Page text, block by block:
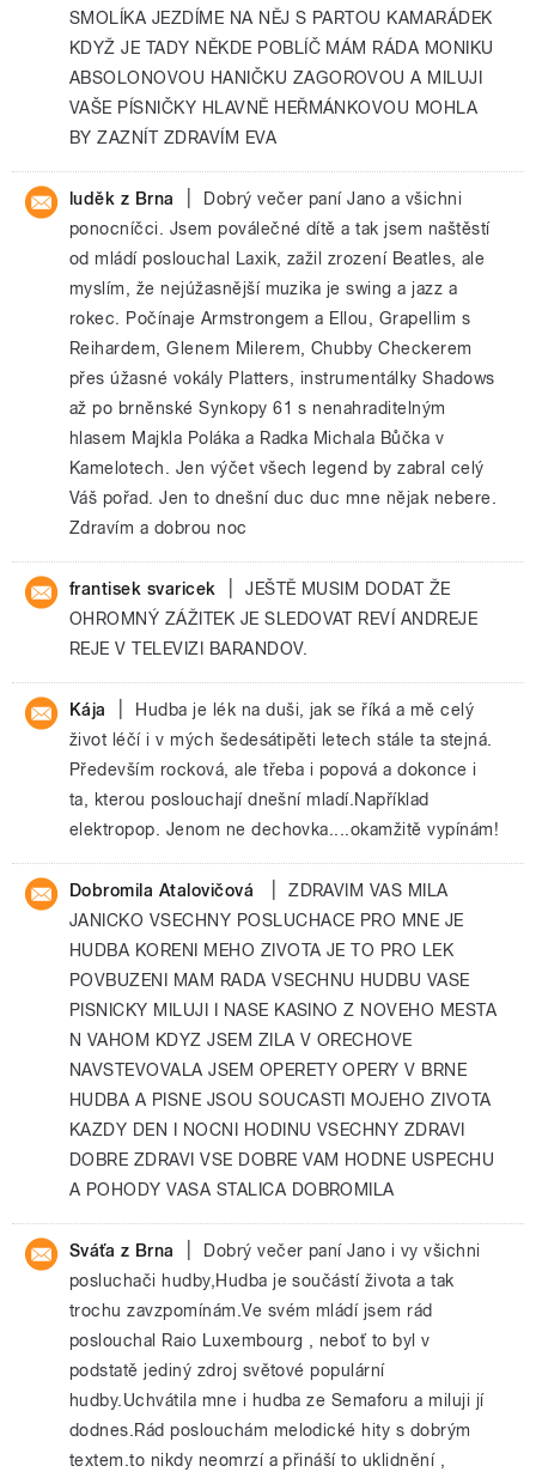
SMOLÍKA JEZDÍME NA NĚJ S PARTOU KAMARÁDEK
KDYŽ JE TADY NĚKDE POBLÍČ MÁM RÁDA MONIKU
ABSOLONOVOU HANIČKU ZAGOROVOU A MILUJI
VAŠE PÍSNIČKY HLAVNĚ HEŘMÁNKOVOU MOHLA
BY ZAZNÍT ZDRAVÍM EVA
luděk z Brna
Dobrý večer paní Jano a všichni
ponocníčci. Jsem poválečné dítě a tak jsem naštěstí
od mládí poslouchal Laxik, zažil zrození Beatles, ale
myslím, že nejúžasnější muzika je swing a jazz a
rokec. Počínaje Armstrongem a Ellou, Grapellim s
Reihardem, Glenem Milerem, Chubby Checkerem
přes úžasné vokály Platters, instrumentálky Shadows
až po brněnské Synkopy 61 s nenahraditelným
hlasem Majkla Poláka a Radka Michala Bůčka v
Kamelotech. Jen výčet všech legend by zabral celý
Váš pořad. Jen to dnešní duc duc mne nějak nebere.
Zdravím a dobrou noc
frantisek svaricek
JEŠTĚ MUSIM DODAT ŽE
OHROMNÝ ZÁŽITEK JE SLEDOVAT REVÍ ANDREJE
REJE V TELEVIZI BARANDOV.
Kája
Hudba je lék na duši, jak se říká a mě celý
život léčí i v mých šedesátipěti letech stále ta stejná.
Především rocková, ale třeba i popová a dokonce i
ta, kterou poslouchají dnešní mladí.Například
elektropop. Jenom ne dechovka....okamžitě vypínám!
Dobromila Atalovičová
ZDRAVIM VAS MILA
JANICKO VSECHNY POSLUCHACE PRO MNE JE
HUDBA KORENI MEHO ZIVOTA JE TO PRO LEK
POVBUZENI MAM RADA VSECHNU HUDBU VASE
PISNICKY MILUJI I NASE KASINO Z NOVEHO MESTA
N VAHOM KDYZ JSEM ZILA V ORECHOVE
NAVSTEVOVALA JSEM OPERETY OPERY V BRNE
HUDBA A PISNE JSOU SOUCASTI MOJEHO ZIVOTA
KAZDY DEN I NOCNI HODINU VSECHNY ZDRAVI
DOBRE ZDRAVI VSE DOBRE VAM HODNE USPECHU
A POHODY VASA STALICA DOBROMILA
Sváťa z Brna
Dobrý večer paní Jano i vy všichni
posluchači hudby,Hudba je součástí života a tak
trochu zavzpomínám.Ve svém mládí jsem rád
poslouchal Raio Luxembourg , neboť to byl v
podstatě jediný zdroj světové populární
hudby.Uchvátila mne i hudba ze Semaforu a miluji jí
dodnes.Rád poslouchám melodické hity s dobrým
textem.to nikdy neomrzí a přináší to uklidnění ,